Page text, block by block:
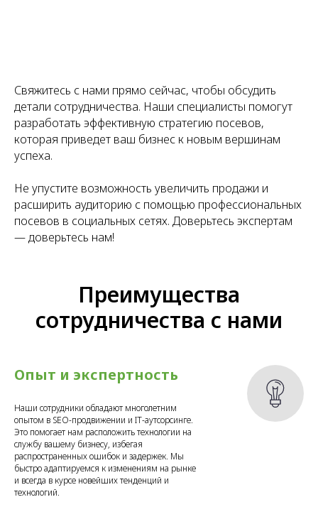
Свяжитесь с нами прямо сейчас, чтобы обсудить
детали сотрудничества. Наши специалисты помогут
разработать эффективную стратегию посевов,
которая приведет ваш бизнес к новым вершинам
успеха.
Не упустите возможность увеличить продажи и
расширить аудиторию с помощью профессиональных
посевов в социальных сетях. Доверьтесь экспертам
— доверьтесь нам!
Преимущества
сотрудничества с нами
Опыт и экспертность
Наши сотрудники обладают многолетним
опытом в SEO-продвижении и IT-аутсорсинге.
Это помогает нам расположить технологии на
службу вашему бизнесу, избегая
распространенных ошибок и задержек. Мы
быстро адаптируемся к изменениям на рынке
и всегда в курсе новейших тенденций и
технологий.